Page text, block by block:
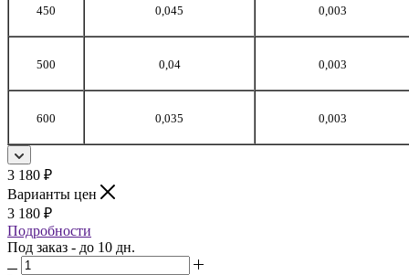
450 0,045 0,003
500 0,04 0,003
600 0,035 0,003
3 180 ₽
Варианты цен
3 180 ₽
Подробности
Под заказ - до 10 дн.